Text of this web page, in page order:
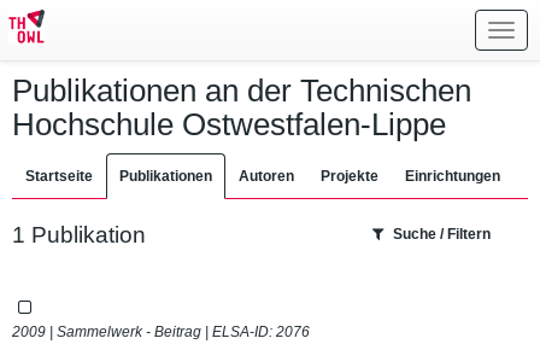
Publikationen an der Technischen
Hochschule Ostwestfalen-Lippe
Startseite Publikationen Autoren Projekte Einrichtungen
1 Publikation Suche / Filtern
2009 | Sammelwerk - Beitrag | ELSA-ID: 2076